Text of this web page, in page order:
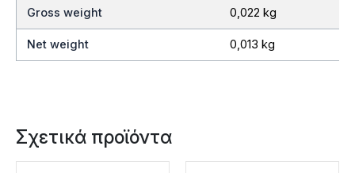
Gross weight 0,022 kg
Net weight 0,013 kg
Σχετικά προϊόντα